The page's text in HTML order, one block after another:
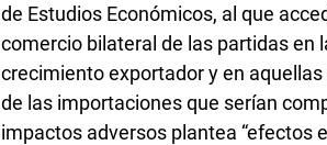
de Estudios Económicos, al que
comercio bilateral de las partidas en
crecimiento exportador y en
de las importaciones que serían
impactos adversos plantea “efectos